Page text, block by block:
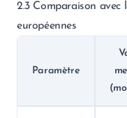
2.3 Comparaison avec
européennes
Paramètre